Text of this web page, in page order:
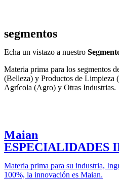
segmentos
Echa un vistazo a nuestro
Materia prima para los segmentos
(Belleza) y Productos de Limpieza
Agrícola (Agro) y Otras Industrias.
Maian
ESPECIALIDADES
Materia prima para su industria,
100%, la innovación es Maian.